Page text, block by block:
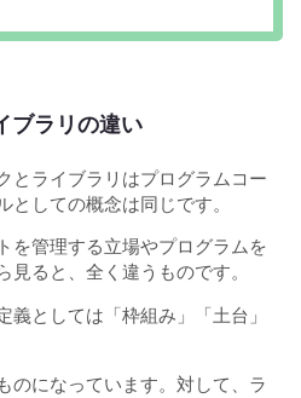
ブラリの違い
とライブラリはプログラムコー
としての概念は同じです。
を管理する立場やプログラムを
ると、全く違うものです。
義としては「枠組み」「土台」
のになっています。対して、ラ